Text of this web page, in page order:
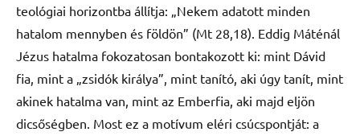
teológiai horizontba állítja: „Nekem adatott minden
hatalom mennyben és földön” (Mt 28,18). Eddig Máténál
Jézus hatalma fokozatosan bontakozott ki: mint Dávid
fia, mint a „zsidók királya”, mint tanító, aki úgy tanít, mint
akinek hatalma van, mint az Emberfia, aki majd eljön
dicsőségben. Most ez a motívum eléri csúcspontját: a